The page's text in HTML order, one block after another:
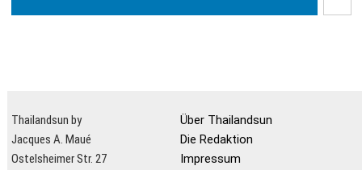
Thailandsun by
Jacques A. Maué
Ostelsheimer Str. 27
Über Thailandsun
Die Redaktion
Impressum